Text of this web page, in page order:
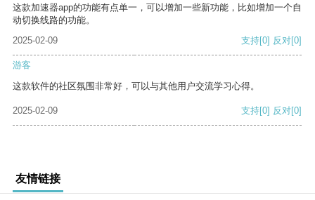
这款加速器app的功能有点单一，可以增加一些新功能，比如增加一个自
动切换线路的功能。
2025-02-09
支持[0] 反对[0]
游客
这款软件的社区氛围非常好，可以与其他用户交流学习心得。
2025-02-09 支持[0] 反对[0]
友情链接